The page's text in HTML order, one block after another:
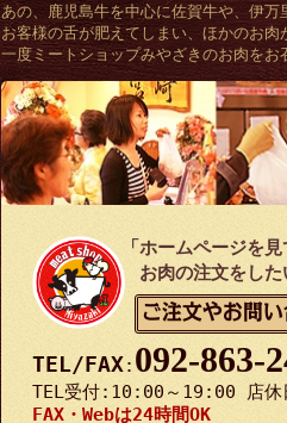
あの、鹿児島牛を中心に佐賀牛や、伊
お客様の舌が肥えてしまい、ほかのお
一度ミートショップみやざきのお肉をお
「ホームページを
お肉の注文をした
ご注文やお問い
TEL/FAX: 092-863-
TEL受付:10:00～19:00 店休
FAX・Webは24時間OK